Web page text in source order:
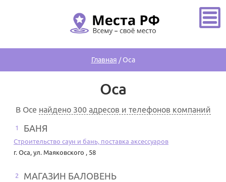
Главная /Оса
Оса
В Осе найдено 300 адресов и телефонов компаний
1 БАНЯ
Строительство саун и бань, поставка аксессуаров
г. Оса, ул. Маяковского , 58
2 МАГАЗИН БАЛОВЕНЬ